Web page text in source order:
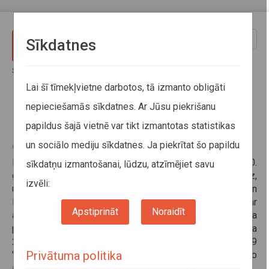
Sākums
Piešķirtās licences
05. augusts 2026, 18:05
Informācija publiskota atbilstoši Ministru kabineta 2020.
gada 7. aprīļa noteikumiem Nr. 194 “Kārtība, kādā izsniedz,
uz laiku aptur vai anulē speciālās atļaujas (licences) un
licences kartītes komercpārvadājumu veikšanai ar
autotransportu un izsniedz pārvadājumu vadītāja
profesionālās kompetences sertifikātus” un 2019. gada
27. augusta Ministru kabineta noteikumiem Nr.389
"Noteikumi par pasažieru komercpārvadājumiem ar vieglo
Sīkdatnes
Lai šī tīmekļvietne darbotos, tā izmanto obligāti
nepieciešamās sīkdatnes. Ar Jūsu piekrišanu
papildus šajā vietnē var tikt izmantotas statistikas
un sociālo mediju sīkdatnes. Ja piekrītat šo papildu
sīkdatņu izmantošanai, lūdzu, atzīmējiet savu
izvēli:
Apstiprināt Noraidīt
Privātuma politika